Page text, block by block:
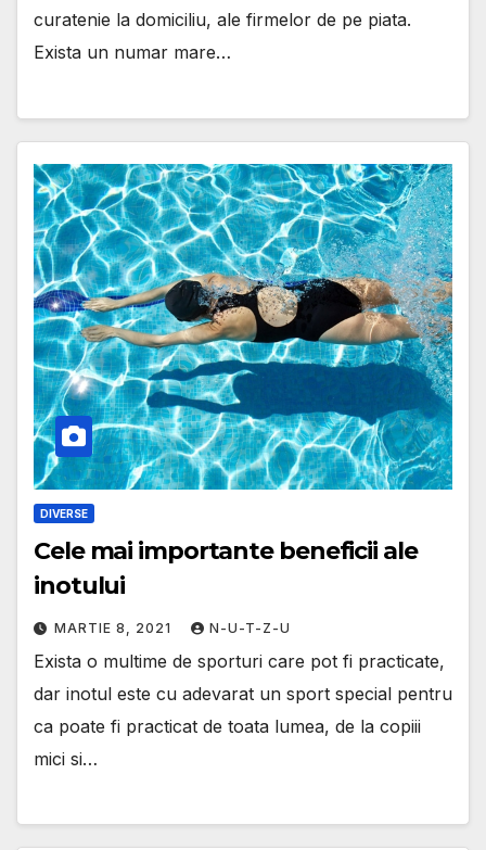
curatenie la domiciliu, ale firmelor de pe piata.
Exista un numar mare…
DIVERSE
Cele mai importante beneficii ale
inotului
MARTIE 8, 2021 N-U-T-Z-U
Exista o multime de sporturi care pot fi practicate,
dar inotul este cu adevarat un sport special pentru
ca poate fi practicat de toata lumea, de la copiii
mici si…